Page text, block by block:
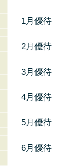
1月優待
2月優待
3月優待
4月優待
5月優待
6月優待